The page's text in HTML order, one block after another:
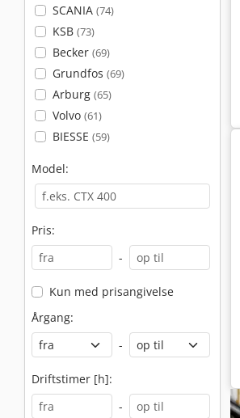
SCANIA (74)
KSB (73)
Becker (69)
Grundfos (69)
Arburg (65)
Volvo (61)
BIESSE (59)
Model:
Pris:
-
Kun med prisangivelse
Årgang:
-
Driftstimer [h]:
-